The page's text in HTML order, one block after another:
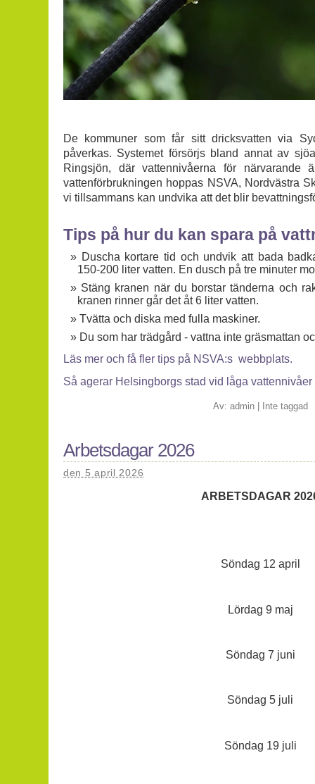
De kommuner som får sitt dricksvatten via
påverkas. Systemet försörjs bland annat av
Ringsjön, där vattennivåerna för närvarande
vattenförbrukningen hoppas NSVA, Nordvästra
vi tillsammans kan undvika att det blir
Tips på hur du kan spara på
Duscha kortare tid och undvik att bada
150-200 liter vatten. En dusch på tre minuter
Stäng kranen när du borstar tänderna och
kranen rinner går det åt 6 liter vatten.
Tvätta och diska med fulla maskiner.
Du som har trädgård - vattna inte gräsmattan
Läs mer och få fler tips på NSVA:s webbplats.
Så agerar Helsingborgs stad vid låga vattennivåer
Av: admin| Inte taggad
Arbetsdagar 2026
den 5 april 2026
ARBETSDAGAR
Söndag 12 april
Lördag 9 maj
Söndag 7 juni
Söndag 5 juli
Söndag 19 juli